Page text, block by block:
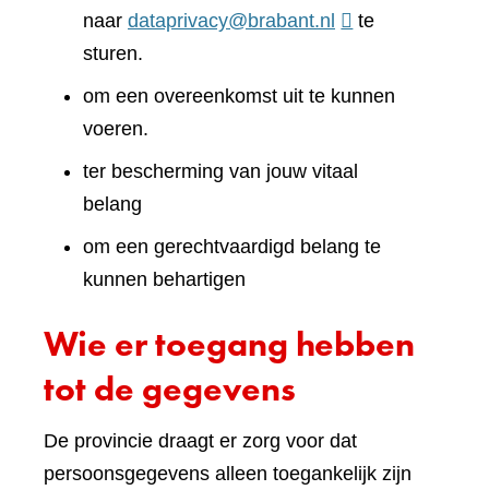
naar dataprivacy@brabant.nl
te
sturen.
om een overeenkomst uit te kunnen
voeren.
ter bescherming van jouw vitaal
belang
om een gerechtvaardigd belang te
kunnen behartigen
Wie er toegang hebben
tot de gegevens
De provincie draagt er zorg voor dat
persoonsgegevens alleen toegankelijk zijn